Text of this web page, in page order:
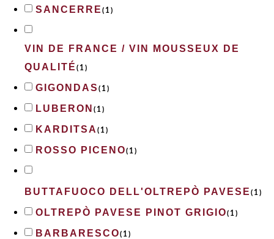
SANCERRE ( 1 )
VIN DE FRANCE / VIN MOUSSEUX DE
QUALITÉ ( 1 )
GIGONDAS ( 1 )
LUBERON ( 1 )
KARDITSA ( 1 )
ROSSO PICENO( 1 )
BUTTAFUOCO DELL'OLTREPÒ PAVESE ( 1 )
OLTREPÒ PAVESE PINOT GRIGIO( 1 )
BARBARESCO( 1 )